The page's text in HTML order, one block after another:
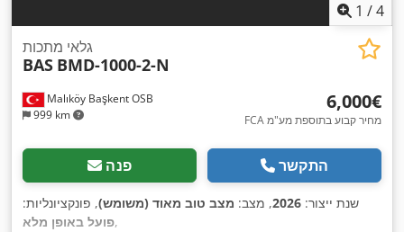
1 /4
Malıköy Başkent OSB
999 km
גלאי מתכות
BAS BMD-1000-2-N
‏6,000 ‏€
FCA מחיר קבוע בתוספת מע"מ
פנה התקשר
שנת ייצור: 2026, מצב: מצב טוב מאוד (משומש), פונקציונליות:
פועל באופן מלא,